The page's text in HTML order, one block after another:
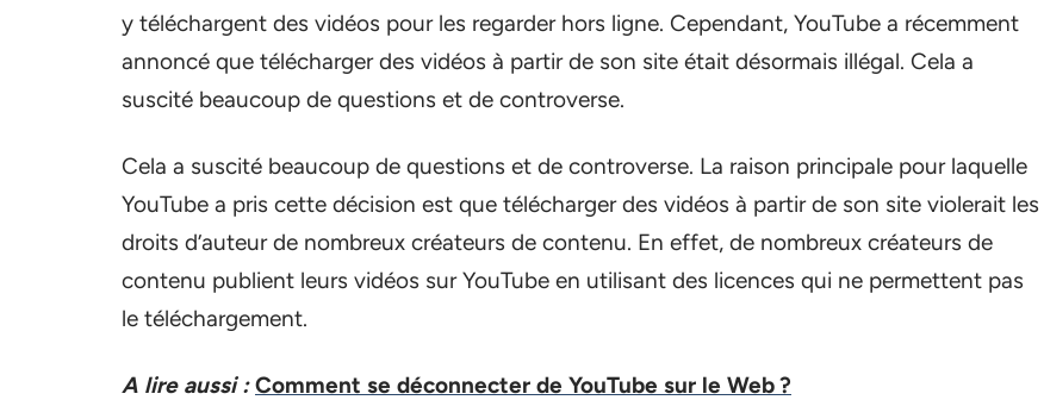
y téléchargent des vidéos pour les regarder hors ligne. Cependant, YouTube a récemment
annoncé que télécharger des vidéos à partir de son site était désormais illégal. Cela a
suscité beaucoup de questions et de controverse.
Cela a suscité beaucoup de questions et de controverse. La raison principale pour laquelle
YouTube a pris cette décision est que télécharger des vidéos à partir de son site violerait les
droits d’auteur de nombreux créateurs de contenu. En effet, de nombreux créateurs de
contenu publient leurs vidéos sur YouTube en utilisant des licences qui ne permettent pas
le téléchargement.
A lire aussi : Comment se déconnecter de YouTube sur le Web ?